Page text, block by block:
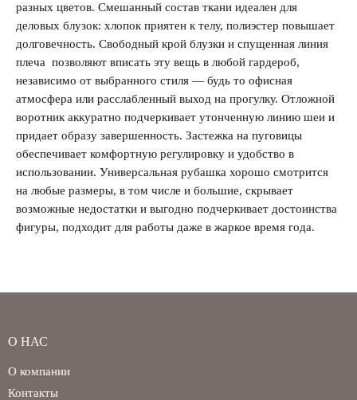
Забыли свой пароль?
разных цветов. Смешанный состав ткани идеален для
деловых блузок: хлопок приятен к телу, полиэстер повышает
долговечность. Свободный крой блузки и спущенная линия
плеча позволяют вписать эту вещь в любой гардероб,
независимо от выбранного стиля — будь то офисная
атмосфера или расслабленный выход на прогулку. Отложной
воротник аккуратно подчеркивает утонченную линию шеи и
придает образу завершенность. Застежка на пуговицы
обеспечивает комфортную регулировку и удобство в
использовании. Универсальная рубашка хорошо смотрится
на любые размеры, в том числе и большие, скрывает
возможные недостатки и выгодно подчеркивает достоинства
фигуры, подходит для работы даже в жаркое время года.
О НАС
О компании
Контакты